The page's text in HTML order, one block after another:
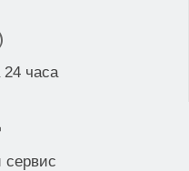
часа
сервис